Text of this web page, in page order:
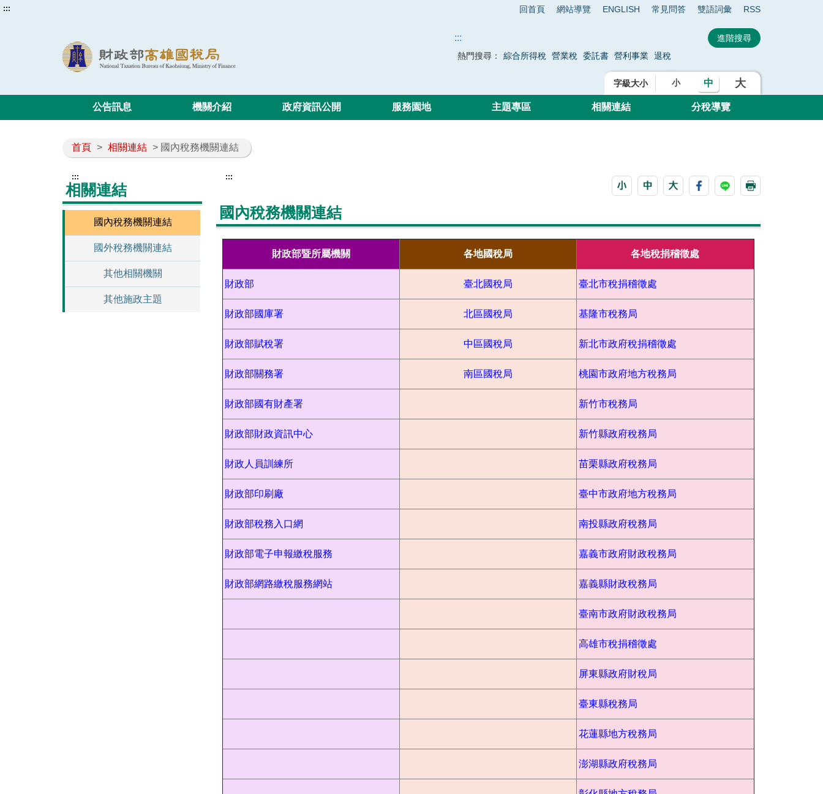
::: 回首頁 網站導覽 ENGLISH 常見問答 雙語詞彙 RSS
:::
熱門搜尋： 綜合所得稅 營業稅 委託書 營利事業 退稅
字級大小 小 中 大
公告訊息 機關介紹 政府資訊公開 服務園地 主題專區 相關連結 分稅導覽
首頁 > 相關連結 > 國內稅務機關連結
:::
相關連結
國內稅務機關連結
國外稅務機關連結
其他相關機關
其他施政主題
:::
國內稅務機關連結
財政部暨所屬機關 各地國稅局 各地稅捐稽徵處
財政部 臺北國稅局 臺北市稅捐稽徵處
財政部國庫署 北區國稅局 基隆市稅務局
財政部賦稅署 中區國稅局 新北市政府稅捐稽徵處
財政部關務署 南區國稅局 桃園市政府地方稅務局
財政部國有財產署 新竹市稅務局
財政部財政資訊中心 新竹縣政府稅務局
財政人員訓練所 苗栗縣政府稅務局
財政部印刷廠 臺中市政府地方稅務局
財政部稅務入口網 南投縣政府稅務局
財政部電子申報繳稅服務 嘉義市政府財政稅務局
財政部網路繳稅服務網站 嘉義縣財政稅務局
臺南市政府財政稅務局
高雄市稅捐稽徵處
屏東縣政府財稅局
臺東縣稅務局
花蓮縣地方稅務局
澎湖縣政府稅務局